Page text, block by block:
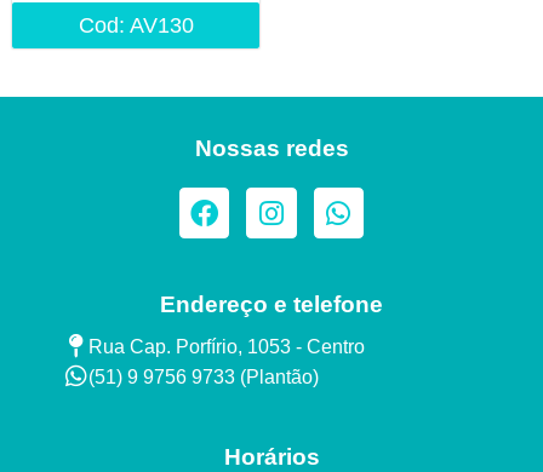
Cod: AV130
Nossas redes
Endereço e telefone
Rua Cap. Porfírio, 1053 - Centro
(51) 9 9756 9733 (Plantão)​
Horários